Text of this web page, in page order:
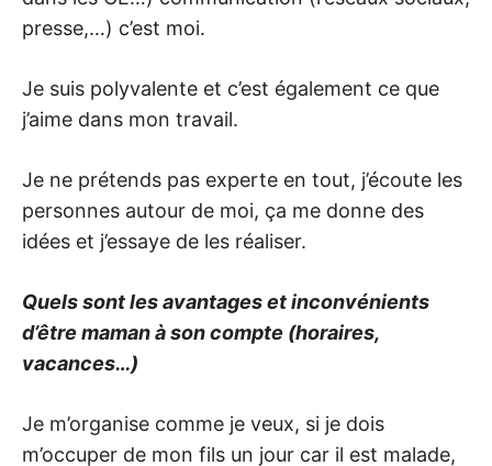
presse,…) c’est moi.
Je suis polyvalente et c’est également ce que
j’aime dans mon travail.
Je ne prétends pas experte en tout, j’écoute les
personnes autour de moi, ça me donne des
idées et j’essaye de les réaliser.
Quels sont les avantages et inconvénients
d’être maman à son compte (horaires,
vacances…)
Je m’organise comme je veux, si je dois
m’occuper de mon fils un jour car il est malade,